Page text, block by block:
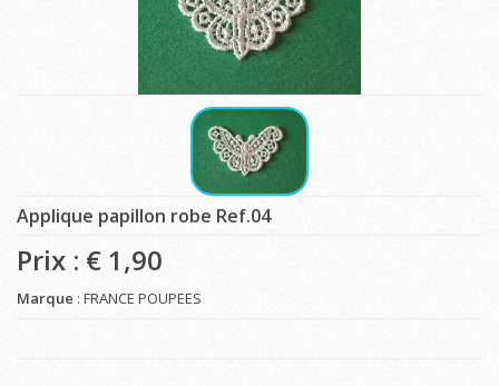
Applique papillon robe Ref.04
Prix : € 1,90
Marque : FRANCE POUPEES